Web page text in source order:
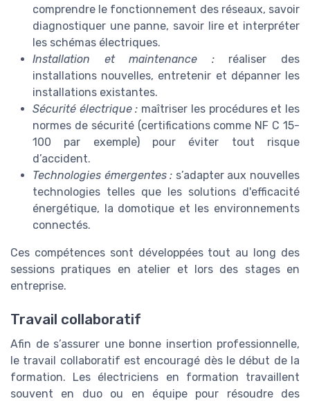
comprendre le fonctionnement des réseaux, savoir
diagnostiquer une panne, savoir lire et interpréter
les schémas électriques.
Installation et maintenance :réaliser des
installations nouvelles, entretenir et dépanner les
installations existantes.
Sécurité électrique : maîtriser les procédures et les
normes de sécurité (certifications comme NF C 15-
100 par exemple) pour éviter tout risque
d’accident.
Technologies émergentes : s’adapter aux nouvelles
technologies telles que les solutions d'efficacité
énergétique, la domotique et les environnements
connectés.
Ces compétences sont développées tout au long des
sessions pratiques en atelier et lors des stages en
entreprise.
Travail collaboratif
Afin de s’assurer une bonne insertion professionnelle,
le travail collaboratif est encouragé dès le début de la
formation. Les électriciens en formation travaillent
souvent en duo ou en équipe pour résoudre des